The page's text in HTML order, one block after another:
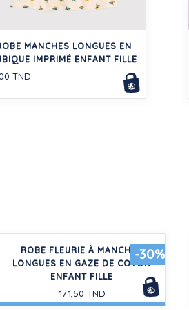
MANCHES LONGUES EN
IMPRIMÉ ENFANT FILLE
TND
-30%
ROBE FLEURIE À MANCHES
LONGUES EN GAZE DE COTON
ENFANT FILLE
171,50 TND